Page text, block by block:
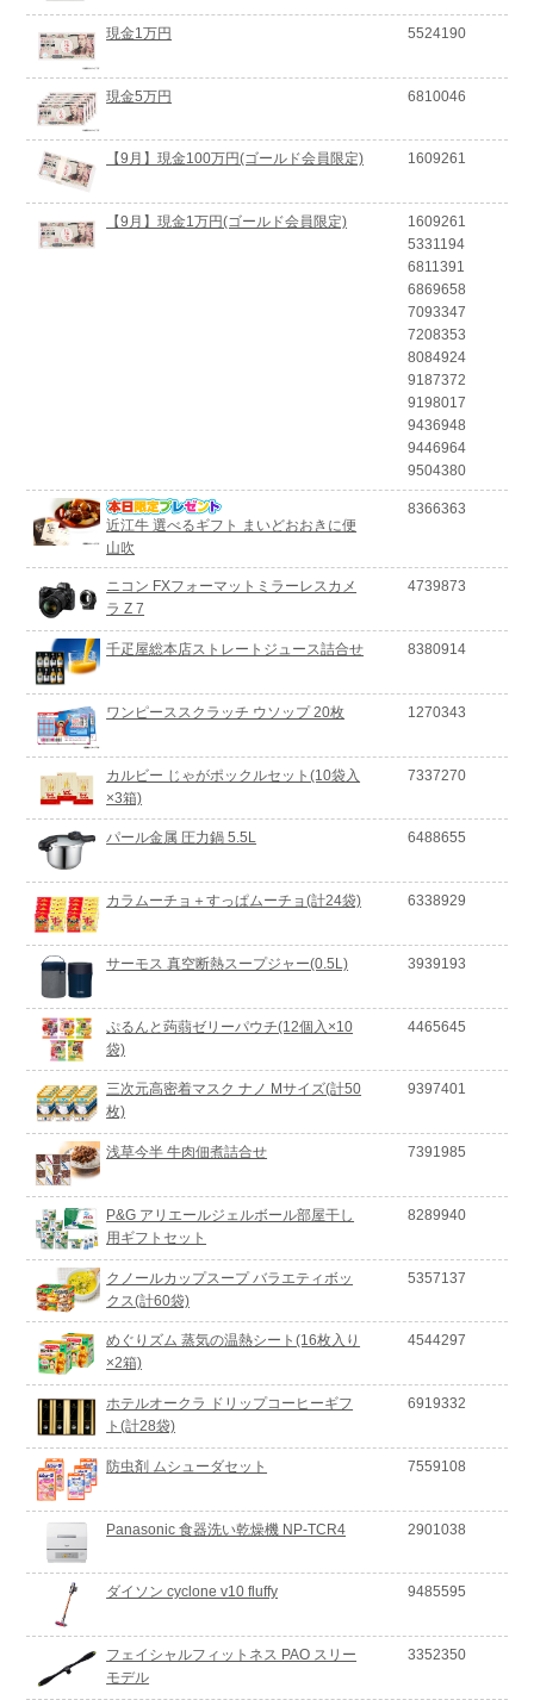
現金1万円 5524190
現金5万円 6810046
【9月】現金100万円(ゴールド会員限定) 1609261
【9月】現金1万円(ゴールド会員限定)
1609261
5331194
6811391
6869658
7093347
7208353
8084924
9187372
9198017
9436948
9446964
9504380
近江牛 選べるギフト まいどおおきに便
山吹
8366363
ニコン FXフォーマットミラーレスカメ
ラ Z 7
4739873
千疋屋総本店ストレートジュース詰合せ 8380914
ワンピーススクラッチ ウソップ 20枚 1270343
カルビー じゃがポックルセット(10袋入
×3箱)
7337270
パール金属 圧力鍋 5.5L 6488655
カラムーチョ＋すっぱムーチョ(計24袋) 6338929
サーモス 真空断熱スープジャー(0.5L) 3939193
ぷるんと蒟蒻ゼリーパウチ(12個入×10
袋)
4465645
三次元高密着マスク ナノ Mサイズ(計50
枚)
9397401
浅草今半 牛肉佃煮詰合せ 7391985
P&G アリエールジェルボール部屋干し
用ギフトセット
8289940
クノールカップスープ バラエティボッ
クス(計60袋)
5357137
めぐりズム 蒸気の温熱シート(16枚入り
×2箱)
4544297
ホテルオークラ ドリップコーヒーギフ
ト(計28袋)
6919332
防虫剤 ムシューダセット 7559108
Panasonic 食器洗い乾燥機 NP-TCR4 2901038
ダイソン cyclone v10 fluffy 9485595
フェイシャルフィットネス PAO スリー
モデル
3352350